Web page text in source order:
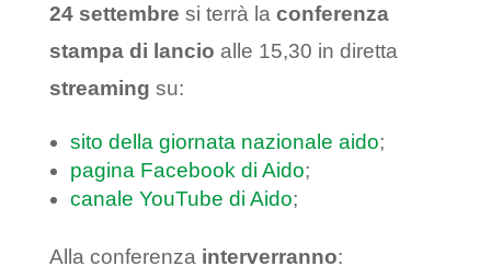
24 settembre si terrà la conferenza
stampa di lancio alle 15,30 in diretta
streaming su:
sito della giornata nazionale aido;
pagina Facebook di Aido;
canale YouTube di Aido;
Alla conferenza interverranno: